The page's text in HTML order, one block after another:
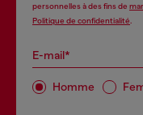
personnelles à des fins de
Politique de confidentialité
E-mail*
Homme